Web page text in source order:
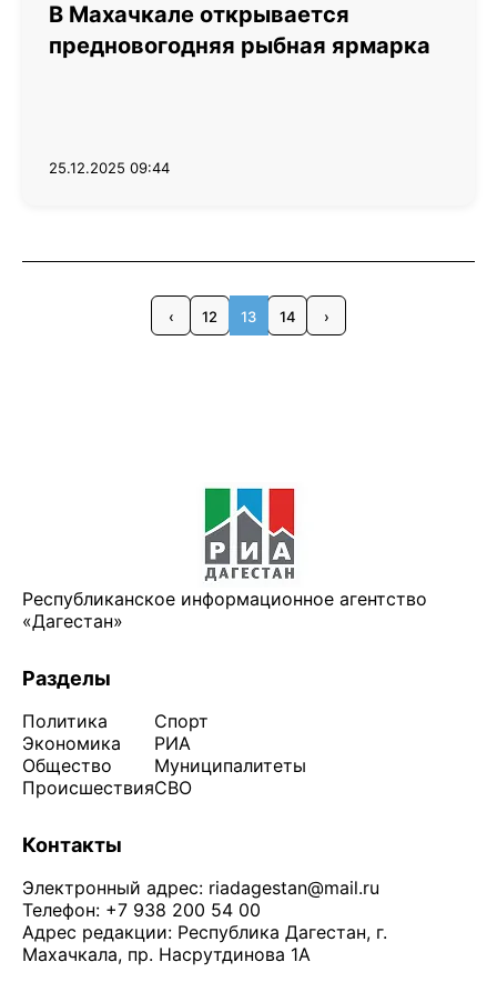
В Махачкале открывается
предновогодняя рыбная ярмарка
25.12.2025 09:44
‹ 12 13 14 ›
Республиканское информационное агентство
«Дагестан»
Разделы
Политика
Экономика
Общество
Происшествия
Спорт
РИА
Муниципалитеты
СВО
Контакты
Электронный адрес: riadagestan@mail.ru
Телефон: +7 938 200 54 00
Адрес редакции: Республика Дагестан, г.
Махачкала, пр. Насрутдинова 1А